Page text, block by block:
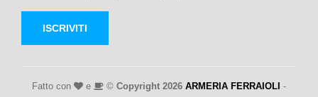
ISCRIVITI
Fatto con e © Copyright 2026 ARMERIA FERRAIOLI -